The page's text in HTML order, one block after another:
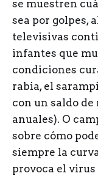
se muestren
sea por golpes,
televisivas
infantes que
condiciones
rabia, el
con un saldo
anuales). O
sobre cómo
siempre la
provoca el